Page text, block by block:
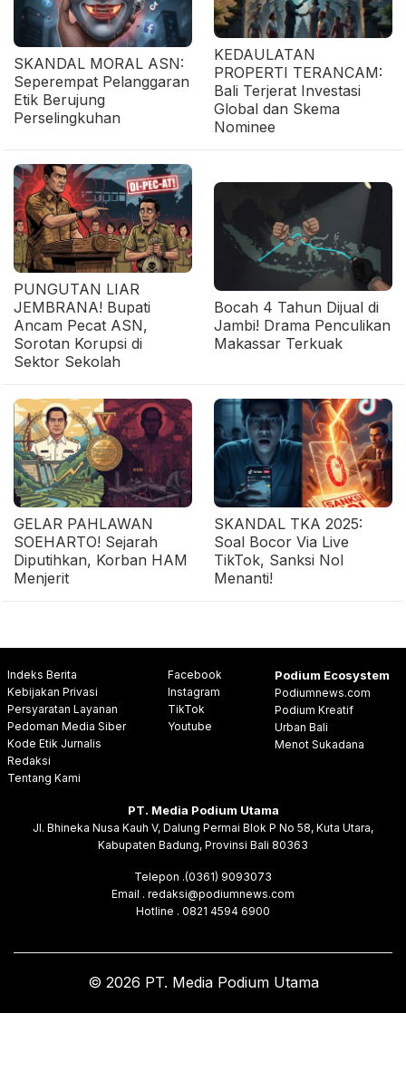
SKANDAL MORAL ASN:
Seperempat Pelanggaran
Etik Berujung
Perselingkuhan
KEDAULATAN
PROPERTI TERANCAM:
Bali Terjerat Investasi
Global dan Skema
Nominee
PUNGUTAN LIAR
JEMBRANA! Bupati
Ancam Pecat ASN,
Sorotan Korupsi di
Sektor Sekolah
Bocah 4 Tahun Dijual di
Jambi! Drama Penculikan
Makassar Terkuak
GELAR PAHLAWAN
SOEHARTO! Sejarah
Diputihkan, Korban HAM
Menjerit
SKANDAL TKA 2025:
Soal Bocor Via Live
TikTok, Sanksi Nol
Menanti!
Indeks Berita
Kebijakan Privasi
Persyaratan Layanan
Pedoman Media Siber
Kode Etik Jurnalis
Redaksi
Tentang Kami
Facebook
Instagram
TikTok
Youtube
Podium Ecosystem
Podiumnews.com
Podium Kreatif
Urban Bali
Menot Sukadana
PT. Media Podium Utama
Jl. Bhineka Nusa Kauh V, Dalung Permai Blok P No 58, Kuta Utara,
Kabupaten Badung, Provinsi Bali 80363
Telepon .(0361) 9093073
Email . redaksi@podiumnews.com
Hotline . 0821 4594 6900
© 2026 PT. Media Podium Utama